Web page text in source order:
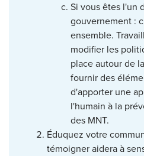
Si vous êtes l'un
gouvernement :
ensemble.
modifier les
place autour de
fournir des
d'apporter une
l'humain à la
des MNT.
Éduquez votre
témoigner aidera à